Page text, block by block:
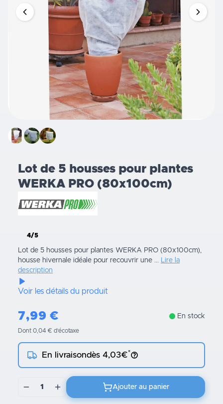
Lot de 5 housses pour plantes
WERKA PRO (80x100cm)
4/5
Lot de 5 housses pour plantes WERKA PRO (80x100cm),
housse hivernale idéale pour recouvrir une ... Lire la
description
Voir les détails du produit
7,99 € En stock
Dont 0,04 € d’écotaxe
En livraisondès 4,03€*
1 Ajouter au panier